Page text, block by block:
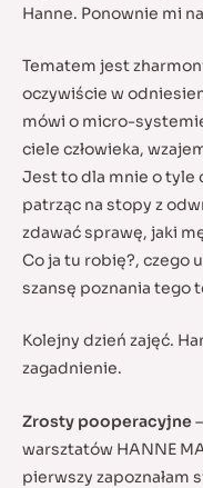
Hanne. Ponownie mi
Tematem jest
oczywiście w
mówi o micro-
ciele człowieka,
Jest to dla mnie o tyle
patrząc na stopy z
zdawać sprawę, jaki
Co ja tu robię?, czego
szansę poznania tego
Kolejny dzień zajęć.
zagadnienie.
Zrosty pooperacyjne
warsztatów HANNE
pierwszy zapoznałam